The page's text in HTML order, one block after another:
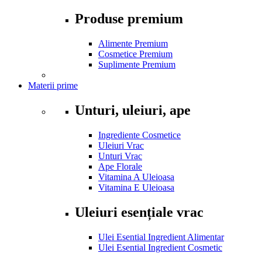
Produse premium
Alimente Premium
Cosmetice Premium
Suplimente Premium
Materii prime
Unturi, uleiuri, ape
Ingrediente Cosmetice
Uleiuri Vrac
Unturi Vrac
Ape Florale
Vitamina A Uleioasa
Vitamina E Uleioasa
Uleiuri esențiale vrac
Ulei Esential Ingredient Alimentar
Ulei Esential Ingredient Cosmetic